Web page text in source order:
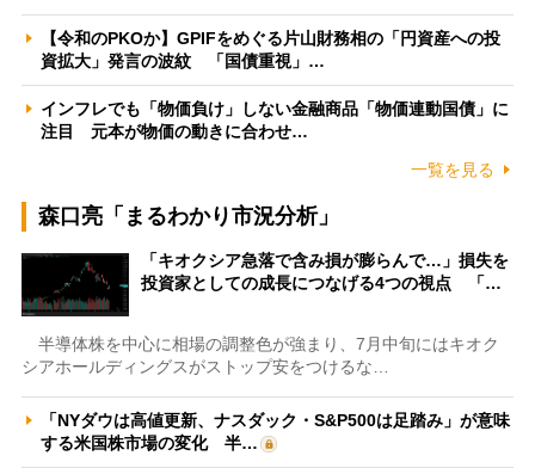
【令和のPKOか】GPIFをめぐる片山財務相の「円資産への投
資拡大」発言の波紋 「国債重視」…
インフレでも「物価負け」しない金融商品「物価連動国債」に
注目 元本が物価の動きに合わせ…
一覧を見る
森口亮「まるわかり市況分析」
「キオクシア急落で含み損が膨らんで…」損失を
投資家としての成長につなげる4つの視点 「…
半導体株を中心に相場の調整色が強まり、7月中旬にはキオク
シアホールディングスがストップ安をつけるな…
「NYダウは高値更新、ナスダック・S&P500は足踏み」が意味
する米国株市場の変化 半…